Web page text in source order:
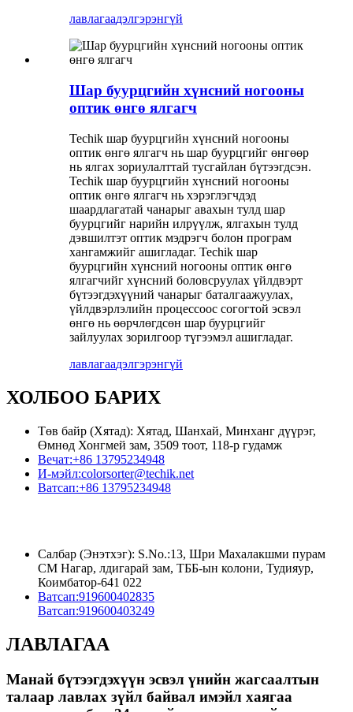
лавлагаадэлгэрэнгүй
Шар буурцгийн хүнсний ногооны
оптик өнгө ялгагч
Techik шар буурцгийн хүнсний ногооны
оптик өнгө ялгагч нь шар буурцгийг өнгөөр ​​
нь ялгах зориулалттай тусгайлан бүтээгдсэн.
Techik шар буурцгийн хүнсний ногооны
оптик өнгө ялгагч нь хэрэглэгчдэд
шаардлагатай чанарыг авахын тулд шар
буурцгийг нарийн илрүүлж, ялгахын тулд
дэвшилтэт оптик мэдрэгч болон програм
хангамжийг ашигладаг. Techik шар
буурцгийн хүнсний ногооны оптик өнгө
ялгагчийг хүнсний боловсруулах үйлдвэрт
бүтээгдэхүүний чанарыг баталгаажуулах,
үйлдвэрлэлийн процессоос согогтой эсвэл
өнгө нь өөрчлөгдсөн шар буурцгийг
зайлуулах зорилгоор түгээмэл ашигладаг.
лавлагаадэлгэрэнгүй
ХОЛБОО БАРИХ
Төв байр (Хятад): Хятад, Шанхай, Минханг дүүрэг,
Өмнөд Хонгмей зам, 3509 тоот, 118-р гудамж
Вечат:+86 13795234948
И-мэйл:colorsorter@techik.net
Ватсап:+86 13795234948
Салбар (Энэтхэг): S.No.:13, Шри Махалакшми пурам
СМ Нагар, лдигарай зам, ТББ-ын колони, Тудияур,
Коимбатор-641 022
Ватсап:919600402835
Ватсап:919600403249
ЛАВЛАГАА
Манай бүтээгдэхүүн эсвэл үнийн жагсаалтын
талаар лавлах зүйл байвал имэйл хаягаа